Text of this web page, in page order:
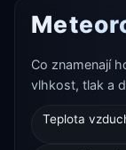
Co znamenají
vlhkost, tlak a
Teplota